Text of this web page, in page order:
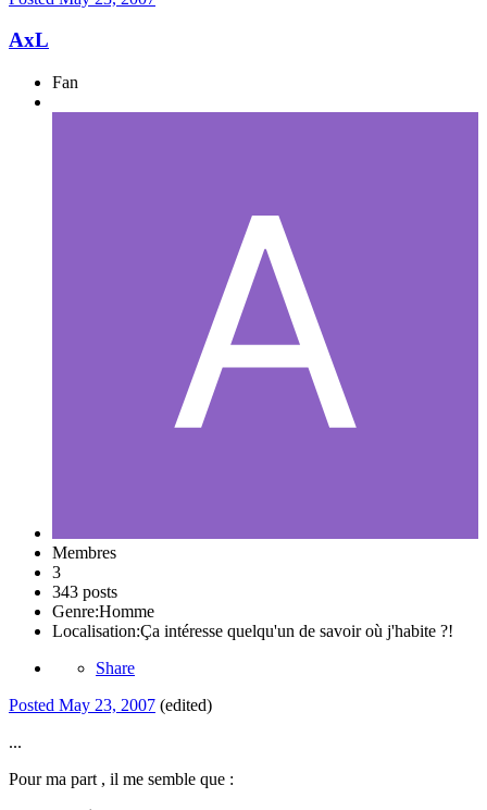
AxL
Fan
Membres
3
343 posts
Genre:Homme
Localisation:Ça intéresse quelqu'un de savoir où j'habite ?!
Share
Posted May 23, 2007 (edited)
...
Pour ma part , il me semble que :